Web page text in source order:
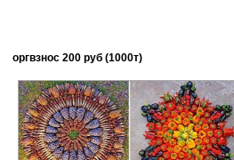
оргвзнос 200 руб (1000т)